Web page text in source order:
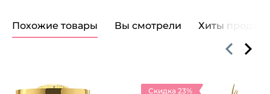
Похожие товары Вы смотрели Хиты продаж
Скидка 23%